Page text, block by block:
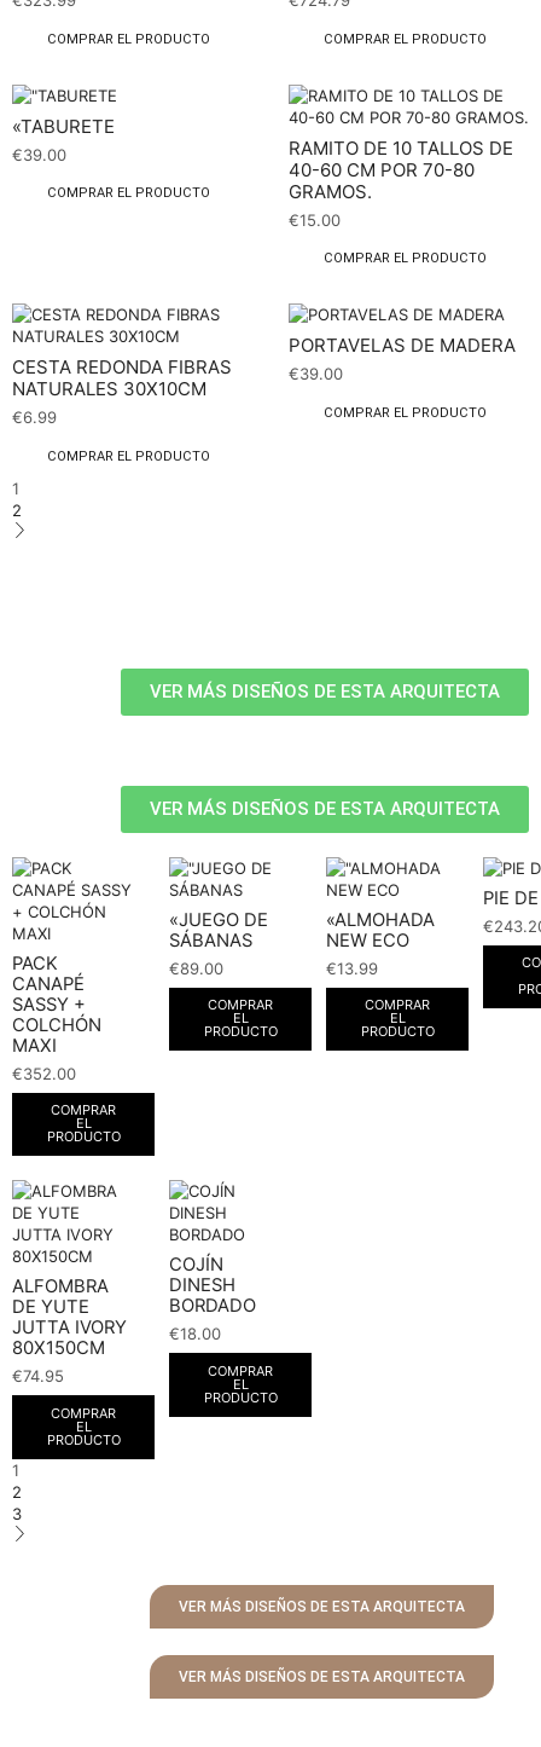
COMPRAR EL PRODUCTO COMPRAR EL PRODUCTO
«TABURETE
€39.00
COMPRAR EL PRODUCTO
RAMITO DE 10 TALLOS DE
40-60 CM POR 70-80
GRAMOS.
€15.00
COMPRAR EL PRODUCTO
CESTA REDONDA FIBRAS
NATURALES 30X10CM
€6.99
COMPRAR EL PRODUCTO
PORTAVELAS DE MADERA
€39.00
COMPRAR EL PRODUCTO
1
2
VER MÁS DISEÑOS DE ESTA ARQUITECTA
VER MÁS DISEÑOS DE ESTA ARQUITECTA
PACK
CANAPÉ
SASSY +
COLCHÓN
MAXI
€352.00
COMPRAR
EL
PRODUCTO
«JUEGO DE
SÁBANAS
€89.00
COMPRAR
EL
PRODUCTO
«ALMOHADA
NEW ECO
€13.99
COMPRAR
EL
PRODUCTO
PIE
€
ALFOMBRA
DE YUTE
JUTTA IVORY
80X150CM
€74.95
COMPRAR
EL
PRODUCTO
COJÍN
DINESH
BORDADO
€18.00
COMPRAR
EL
PRODUCTO
1
2
3
VER MÁS DISEÑOS DE ESTA ARQUITECTA
VER MÁS DISEÑOS DE ESTA ARQUITECTA